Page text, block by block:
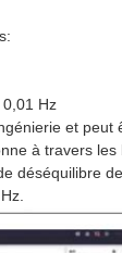
Hz
et peut
à travers
déséquilibre